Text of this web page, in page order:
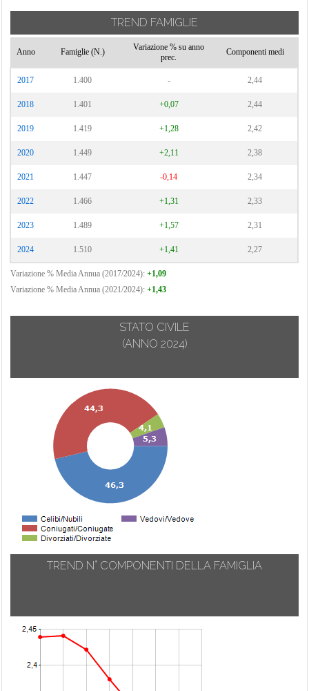
TREND FAMIGLIE
Anno Famiglie (N.)
Variazione % su anno
prec.
Componenti medi
2017 1.400 - 2,44
2018 1.401 +0,07 2,44
2019 1.419 +1,28 2,42
2020 1.449 +2,11 2,38
2021 1.447 -0,14 2,34
2022 1.466 +1,31 2,33
2023 1.489 +1,57 2,31
2024 1.510 +1,41 2,27
Variazione % Media Annua (2017/2024): +1,09
Variazione % Media Annua (2021/2024): +1,43
STATO CIVILE
(ANNO 2024)
TREND N° COMPONENTI DELLA FAMIGLIA